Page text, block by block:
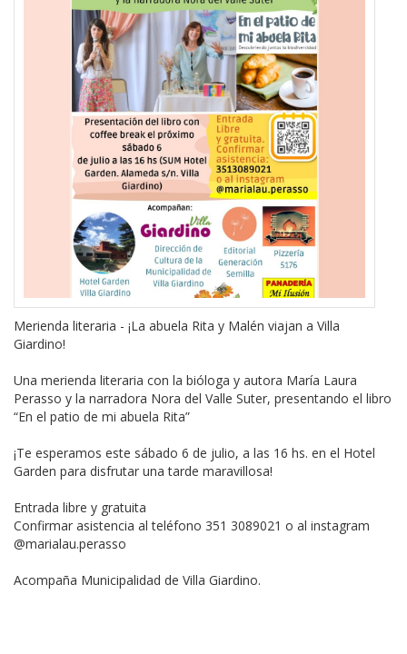
Merienda literaria - ¡La abuela Rita y Malén viajan a Villa
Giardino!
Una merienda literaria con la bióloga y autora María Laura
Perasso y la narradora Nora del Valle Suter, presentando el libro
“En el patio de mi abuela Rita”
¡Te esperamos este sábado 6 de julio, a las 16 hs. en el Hotel
Garden para disfrutar una tarde maravillosa!
Entrada libre y gratuita
Confirmar asistencia al teléfono 351 3089021 o al instagram
@marialau.perasso
Acompaña Municipalidad de Villa Giardino.